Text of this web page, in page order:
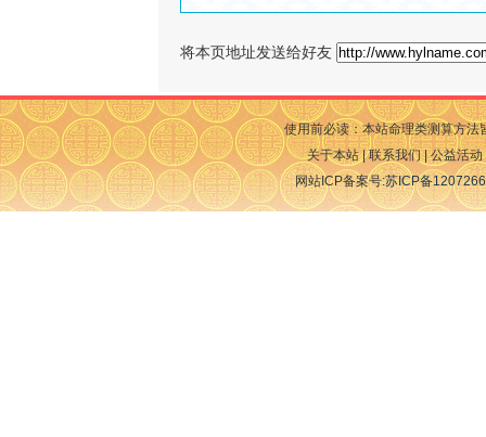
将本页地址发送给好友
使用前必读：本站命理类测算方
关于本站 | 联系我们 | 公益活
网站ICP备案号:苏ICP备